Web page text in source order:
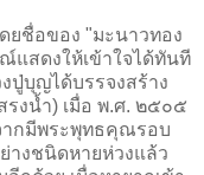
ชื่อของ "มะนาวทอง
แสดงให้เข้าใจได้ทันที
ปู่บุญได้บรรจงสร้าง
รงน้ำ) เมื่อ พ.ศ. ๒๕๐๕
ากมีพระพุทธคุณรอบ
างชนิดหายห่วงแล้ว